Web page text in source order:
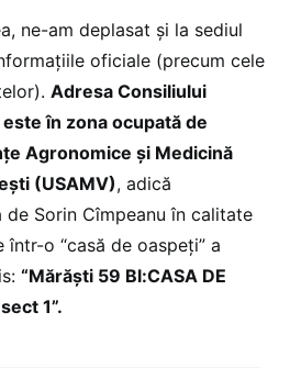
ne-am deplasat și la sediul
oficiale (precum cele
Adresa Consiliului
în zona ocupată de
Agronomice și Medicină
(USAMV), adică
de Sorin Cîmpeanu în calitate
o “casă de oaspeți” a
“Mărăşti 59 Bl:CASA DE
1”.